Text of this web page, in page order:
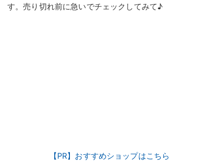
す。売り切れ前に急いでチェックしてみて♪
【PR】おすすめショップはこちら